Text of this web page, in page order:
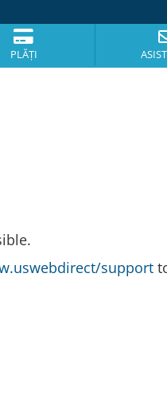
PLĂȚI
support